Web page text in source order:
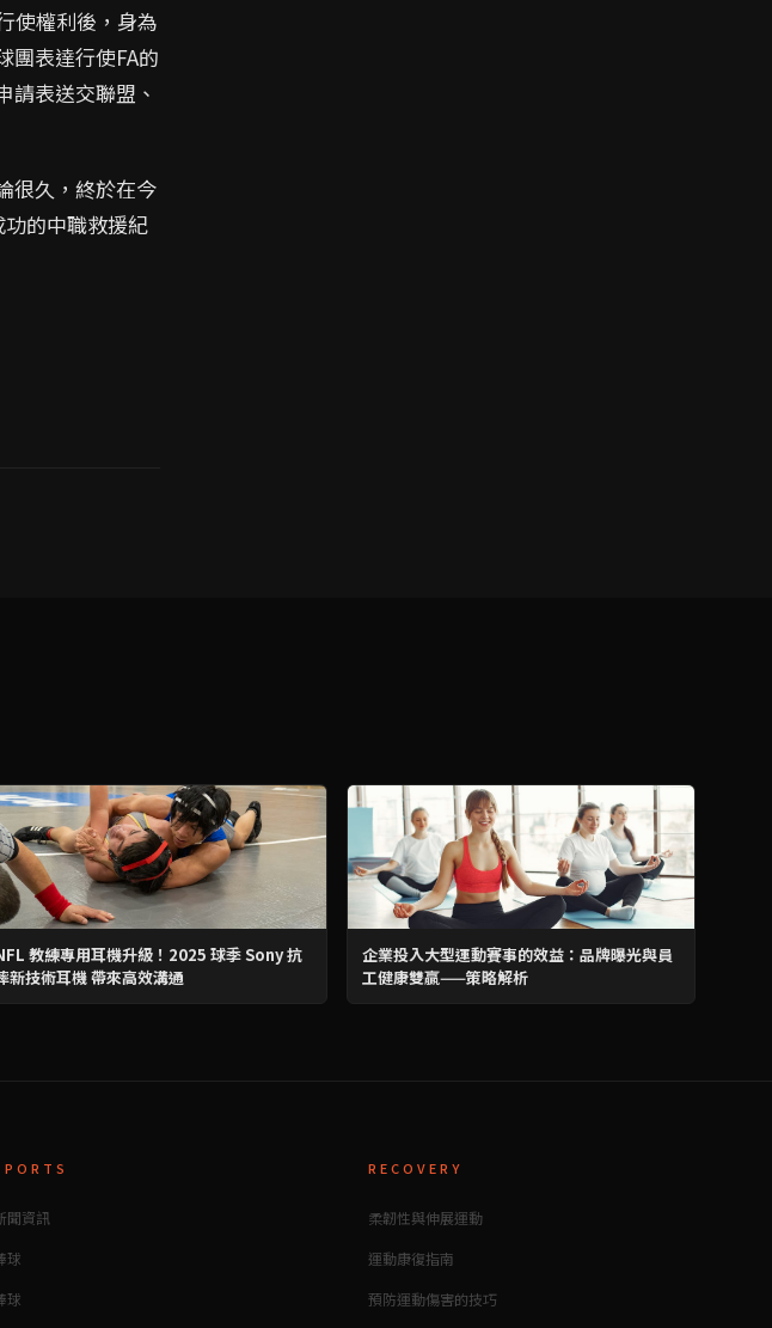
使權利後，身為
團表達行使FA的
表送交聯盟、
很久，終於在今
的中職救援紀
教練專用耳機升級！2025 球季 Sony 抗
新技術耳機 帶來高效溝通
企業投入大型運動賽事的效益：品牌曝光與員
工健康雙贏——策略解析
聞資訊
球
球
RECOVERY
柔韌性與伸展運動
運動康復指南
預防運動傷害的技巧